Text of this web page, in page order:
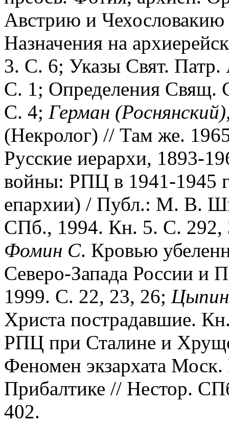
Австрию и
Назначения на
3. С. 6; Указы Свят.
С. 1; Определения Свящ.
С. 4; Герман
(Некролог) // Там же.
Русские иерархи, 1893-
войны: РПЦ в 1941-1945
епархии) / Публ.: М. В.
СПб., 1994. Кн. 5. С. 292,
Фомин С. Кровью
Северо-Запада России и
1999. С. 22, 23, 26; Цыпин
Христа пострадавшие.
РПЦ при Сталине и
Феномен экзархата
Прибалтике // Нестор.
402.